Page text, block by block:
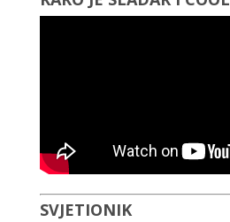
SVJETIONIK